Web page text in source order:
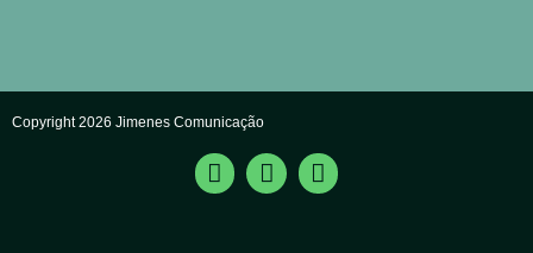
Copyright 2026 Jimenes Comunicação